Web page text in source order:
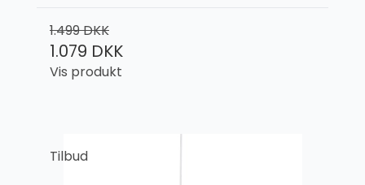
1.499 DKK
1.079 DKK
Vis produkt
Tilbud